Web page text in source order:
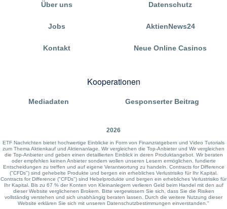
Über uns
Jobs
Kontakt
Datenschutz
AktienNews24
Neue Online Casinos
Kooperationen
Mediadaten Gesponserter Beitrag
2026
ETF Nachrichten bietet hochwertige Einblicke in Form von Finanzratgebern und Video Tutorials
zum Thema Aktienkauf und Aktienanlage. Wir vergleichen die Top-Anbieter und Wir vergleichen
die Top-Anbieter und geben einen detaillierten Einblick in deren Produktangebot. Wir beraten
oder empfehlen keinen Anbieter sondern wollen unseren Lesern ermöglichen, fundierte
Entscheidungen zu treffen und auf eigene Verantwortung zu handeln. Contracts for Difference
("CFDs") sind gehebelte Produkte und bergen ein erhebliches Verlustrisiko für Ihr Kapital.
Contracts for Difference ("CFDs") sind Hebelprodukte und bergen ein erhebliches Verlustrisiko für
Ihr Kapital. Bis zu 67 % der Konten von Kleinanlegern verlieren Geld beim Handel mit den auf
dieser Website verglichenen Brokern. Bitte vergewissern Sie sich, dass Sie die Risiken
vollständig verstehen und sich unabhängig beraten lassen. Durch die weitere Nutzung dieser
Website erklären Sie sich mit unseren Datenschutzbestimmungen einverstanden."